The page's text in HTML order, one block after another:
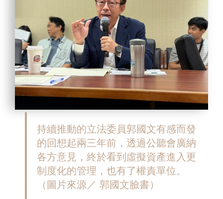
持續推動的立法委員郭國文有感而發
的回想起兩三年前，透過公聽會廣納
各方意見，終於看到虛擬資產進入更
制度化的管理，也有了權責單位。
（圖片來源／ 郭國文臉書）